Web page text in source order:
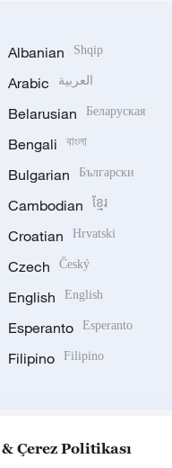
Albanian Shqip
Arabic العربية
Belarusian Беларуская
Bengali বাংলা
Bulgarian Български
Cambodian ខ្មែរ
Croatian Hrvatski
Czech Český
English English
Esperanto Esperanto
Filipino Filipino
Çerez Politikası